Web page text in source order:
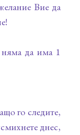
Вие да
да има 1
го следите,
днес,